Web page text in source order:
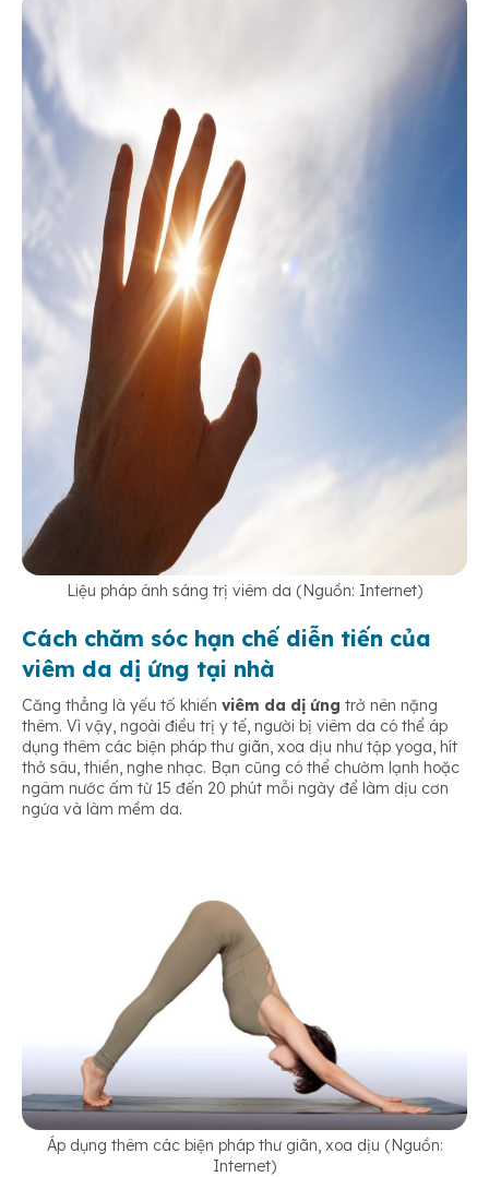
Liệu pháp ánh sáng trị viêm da (Nguồn: Internet)
Cách chăm sóc hạn chế diễn tiến của
viêm da dị ứng tại nhà
Căng thẳng là yếu tố khiến viêm da dị ứng trở nên nặng
thêm. Vì vậy, ngoài điều trị y tế, người bị viêm da có thể áp
dụng thêm các biện pháp thư giãn, xoa dịu như tập yoga, hít
thở sâu, thiền, nghe nhạc. Bạn cũng có thể chườm lạnh hoặc
ngâm nước ấm từ 15 đến 20 phút mỗi ngày để làm dịu cơn
ngứa và làm mềm da.
Áp dụng thêm các biện pháp thư giãn, xoa dịu (Nguồn:
Internet)